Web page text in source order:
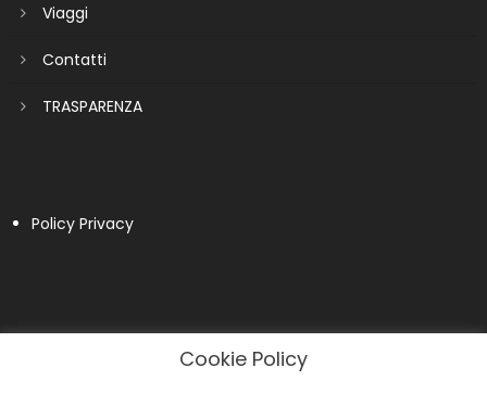
Viaggi
Contatti
TRASPARENZA
Policy Privacy
Cookie Policy